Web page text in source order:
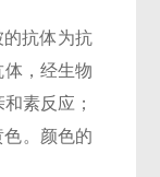
抗体为抗
体，经生物
素反应；
。颜色的